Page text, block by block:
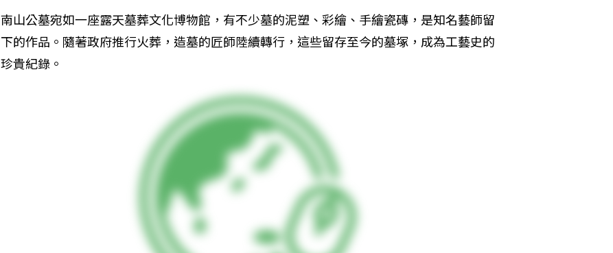
南山公墓宛如一座露天墓葬文化博物館，有不少墓的泥塑、彩繪、手繪瓷磚，是知名藝師留
下的作品。隨著政府推行火葬，造墓的匠師陸續轉行，這些留存至今的墓塚，成為工藝史的
珍貴紀錄。